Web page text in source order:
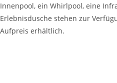
Innenpool, ein Whirlpool, eine
Erlebnisdusche stehen zur
Aufpreis erhältlich.